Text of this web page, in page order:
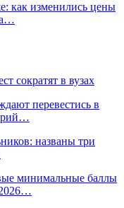
как изменились цены
сократят в вузах
перевестись в
названы три
минимальные баллы